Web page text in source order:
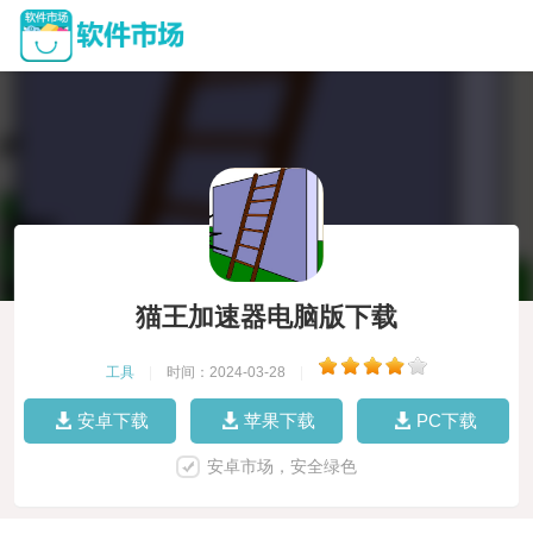
猫王加速器电脑版下载
工具 时间：2024-03-28
安卓下载 苹果下载 PC下载
安卓市场，安全绿色